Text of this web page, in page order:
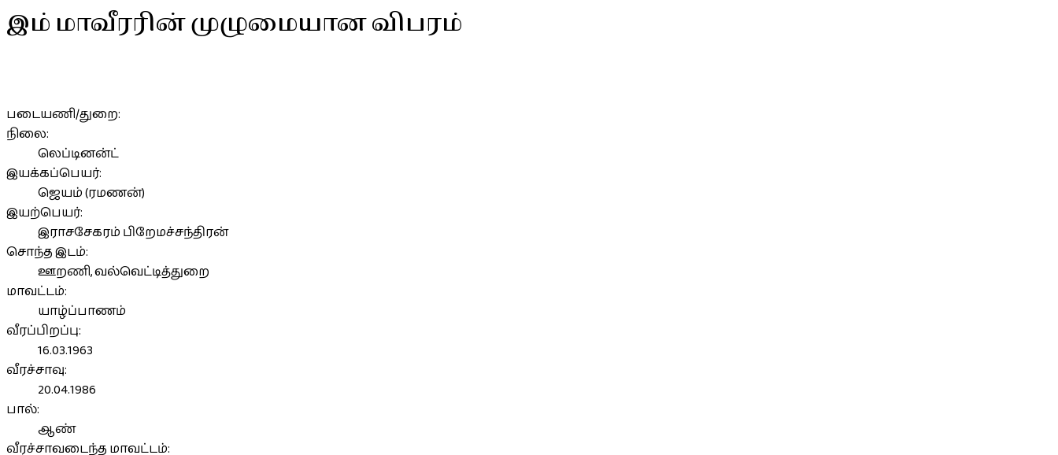
இம் மாவீரரின் முழுமையான விபரம்
படையணி/துறை:
நிலை:
லெப்டினன்ட்
இயக்கப்பெயர்:
ஜெயம் (ரமணன்)
இயற்பெயர்:
இராசசேகரம் பிறேமச்சந்திரன்
சொந்த இடம்:
ஊறணி, வல்வெட்டித்துறை
மாவட்டம்:
யாழ்ப்பாணம்
வீரப்பிறப்பு:
16.03.1963
வீரச்சாவு:
20.04.1986
பால்:
ஆண்
வீரச்சாவடைந்த மாவட்டம்: